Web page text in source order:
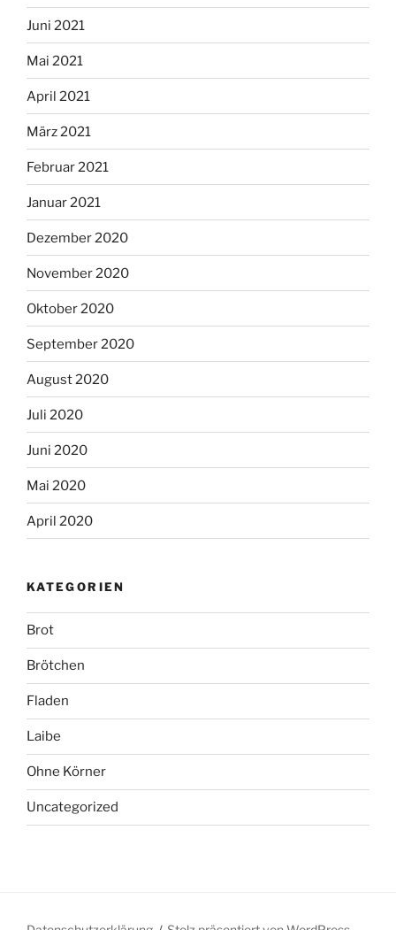
Juni 2021
Mai 2021
April 2021
März 2021
Februar 2021
Januar 2021
Dezember 2020
November 2020
Oktober 2020
September 2020
August 2020
Juli 2020
Juni 2020
Mai 2020
April 2020
KATEGORIEN
Brot
Brötchen
Fladen
Laibe
Ohne Körner
Uncategorized